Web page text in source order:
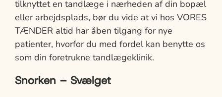
tilknyttet en tandlæge i nærheden af din bopæl
eller arbejdsplads, bør du vide at vi hos VORES
TÆNDER altid har åben tilgang for nye
patienter, hvorfor du med fordel kan benytte os
som din foretrukne tandlægeklinik.
Snorken – Svælget